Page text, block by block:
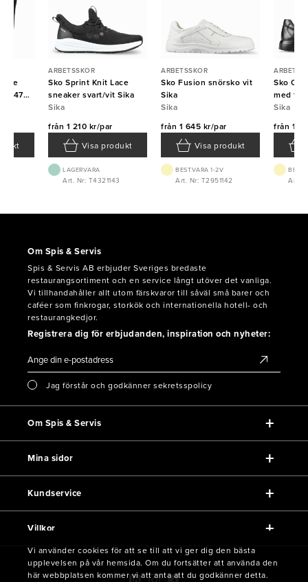
47
ARBETSSKOR
Sko Sprint Knit Lace
sneaker svart/vit Sika
Sika
från 1 210 kr/par
Visa produkt
LAGERVARA
Art. Nr: T4321143
ARBETSSKOR
Sko Fusion snörsko vit
Sika
Sika
från 1 645 kr/par
Visa produkt
BEST.VARA 1-2V
Art. Nr: T2951142
Sko
med
Sika
från 1
Art.
Om Spis & Servis
Spis & Servis AB erbjuder Sveriges bredaste
restaurangsortiment och en service långt utöver det vanliga.
Vi tillhandahåller allt utom färskvaror till såväl små barer och
caféer som finkrogar, storkök och internationella hotell- och
restaurangkedjor.
Registrera dig för erbjudanden, inspiration och nyheter:
Jag förstår och godkänner sekretsspolicy
Om Spis & Servis
Mina sidor
Kundservice
Villkor
Vi använder cookies för att se till att vi ger dig den bästa
upplevelsen på vår hemsida. Om du fortsätter att använda den
här webbplatsen kommer vi att anta att du godkänner detta.